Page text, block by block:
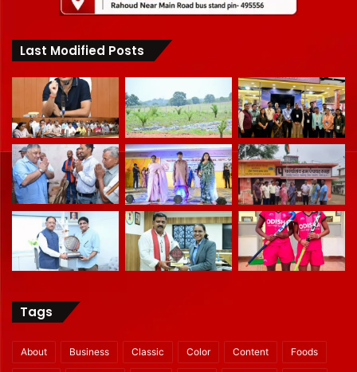
Last Modified Posts
Tags
About Business Classic Color Content Foods